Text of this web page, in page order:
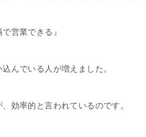
で営業できる』
込んでいる人が増えました。
、効率的と言われているのです。